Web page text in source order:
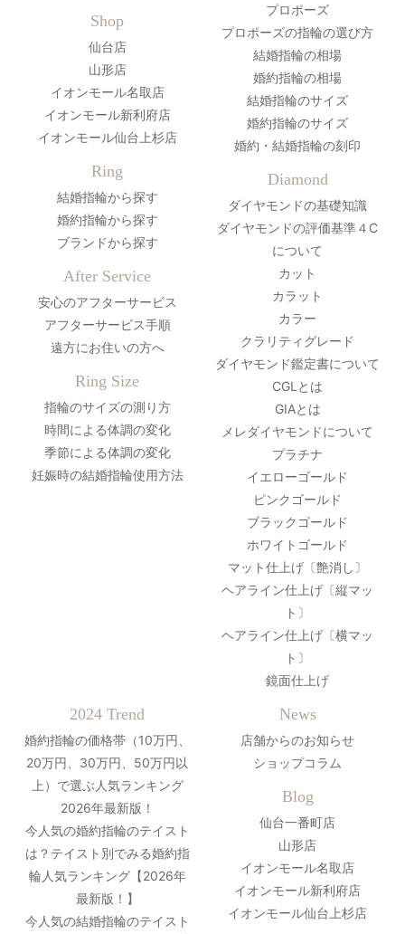
Shop
仙台店
山形店
イオンモール名取店
イオンモール新利府店
イオンモール仙台上杉店
Ring
結婚指輪から探す
婚約指輪から探す
ブランドから探す
After Service
安心のアフターサービス
アフターサービス手順
遠方にお住いの方へ
Ring Size
指輪のサイズの測り方
時間による体調の変化
季節による体調の変化
妊娠時の結婚指輪使用方法
プロポーズ
プロポーズの指輪の選び方
結婚指輪の相場
婚約指輪の相場
結婚指輪のサイズ
婚約指輪のサイズ
婚約・結婚指輪の刻印
Diamond
ダイヤモンドの基礎知識
ダイヤモンドの評価基準４C
について
カット
カラット
カラー
クラリティグレード
ダイヤモンド鑑定書について
CGLとは
GIAとは
メレダイヤモンドについて
プラチナ
イエローゴールド
ピンクゴールド
ブラックゴールド
ホワイトゴールド
マット仕上げ〔艶消し〕
ヘアライン仕上げ〔縦マッ
ト〕
ヘアライン仕上げ〔横マッ
ト〕
鏡面仕上げ
2024 Trend
婚約指輪の価格帯（10万円、
20万円、30万円、50万円以
上）で選ぶ人気ランキング
2026年最新版！
今人気の婚約指輪のテイスト
は？テイスト別でみる婚約指
輪人気ランキング【2026年
最新版！】
今人気の結婚指輪のテイスト
News
店舗からのお知らせ
ショップコラム
Blog
仙台一番町店
山形店
イオンモール名取店
イオンモール新利府店
イオンモール仙台上杉店